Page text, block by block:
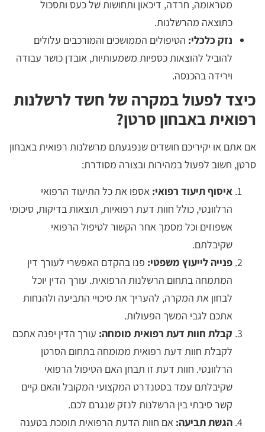
מטראומה, חרדה, דיכאון ותחושות של כעס ותסכול
כתוצאה מהרשלנות.
נזק כלכלי: הטיפולים הממושכים והמורכבים עלולים
להוביל להוצאות כספיות משמעותיות, אובדן כושר עבודה
וירידה בהכנסה.
כיצד לפעול במקרה של חשד לרשלנות
רפואית באבחון סרטן?
אם אתם או יקיריכם חושדים שנפגעתם מרשלנות רפואית באבחון
סרטן, חשוב לפעול במהירות ובצורה מסודרת:
איסוף תיעוד רפואי: אספו את כל התיעוד הרפואי
הרלוונטי, כולל חוות דעת רפואיות, תוצאות בדיקות, סיכומי
אשפוזים וכל מסמך אחר הקשור לטיפול הרפואי
שקיבלתם.
פנייה לייעוץ משפטי: פנו בהקדם האפשרי לעורך דין
המתמחה בתחום הרשלנות הרפואית. עורך הדין יוכל
לבחון את המקרה, להעריך את סיכויי התביעה ולהנחות
אתכם לגבי המשך הפעולות.
קבלת חוות דעת רפואית מומחה: עורך הדין יפנה אתכם
לקבלת חוות דעת רפואית ממומחה בתחום הסרטן
הרלוונטי. חוות דעת זו תבחן האם הטיפול הרפואי
שקיבלתם עמד בסטנדרט המקצועי המקובל והאם קיים
קשר סיבתי בין הרשלנות לנזק שנגרם לכם.
הגשת תביעה: אם חוות הדעת הרפואית תומכת בטענה